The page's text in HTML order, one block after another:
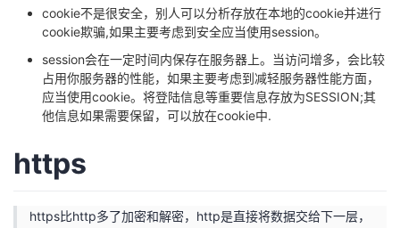
cookie不是很安全，别人可以分析存放在本地的cookie并进行
cookie欺骗,如果主要考虑到安全应当使用session。
session会在一定时间内保存在服务器上。当访问增多，会比较
占用你服务器的性能，如果主要考虑到减轻服务器性能方面，
应当使用cookie。将登陆信息等重要信息存放为SESSION;其
他信息如果需要保留，可以放在cookie中.
https
https比http多了加密和解密，http是直接将数据交给下一层，